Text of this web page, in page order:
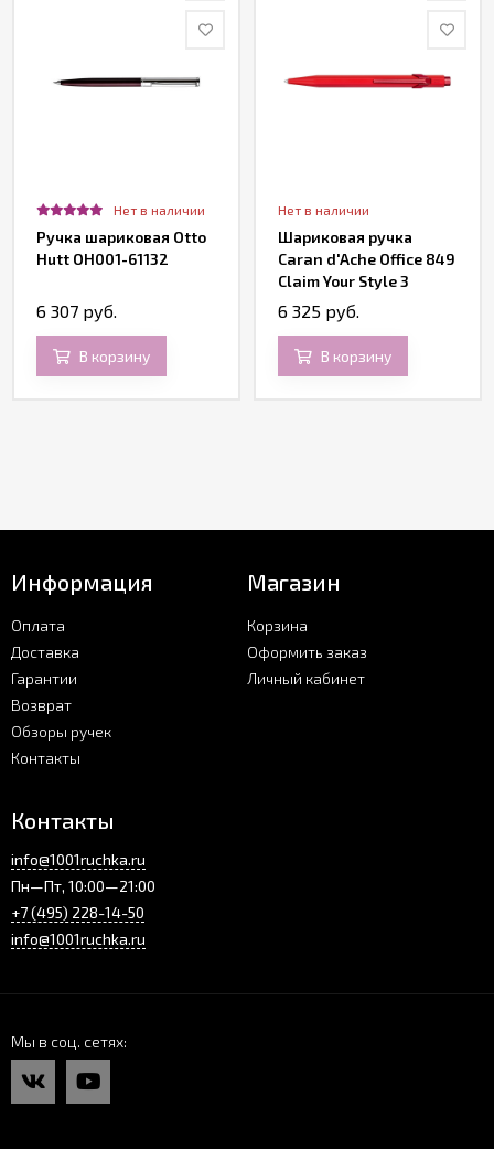
Нет в наличии
Ручка шариковая Otto
Hutt OH001-61132
6 307 руб.
В корзину
Нет в наличии
Шариковая ручка
Caran d'Ache Office 849
Claim Your Style 3
Scarlet Red
6 325 руб.
В корзину
Информация
Оплата
Доставка
Гарантии
Возврат
Обзоры ручек
Контакты
Магазин
Корзина
Оформить заказ
Личный кабинет
Контакты
info@1001ruchka.ru
Пн—Пт, 10:00—21:00
+7 (495) 228-14-50
info@1001ruchka.ru
Мы в соц. сетях